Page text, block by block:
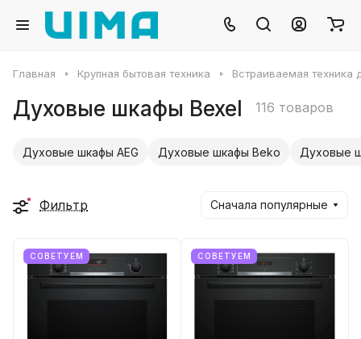
Главная Крупная бытовая техника Встраиваемая техника
Духовые шкафы Bexel 116 товаров
Духовые шкафы AEG Духовые шкафы Beko Духовые
Фильтр Сначала популярные
СОВЕТУЕМ СОВЕТУЕМ